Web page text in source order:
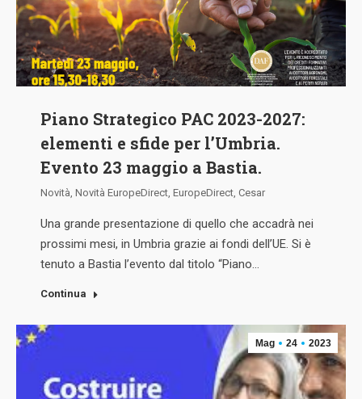
Piano Strategico PAC 2023-2027:
elementi e sfide per l’Umbria.
Evento 23 maggio a Bastia.
Novità, Novità EuropeDirect, EuropeDirect, Cesar
Una grande presentazione di quello che accadrà nei
prossimi mesi, in Umbria grazie ai fondi dell’UE. Si è
tenuto a Bastia l’evento dal titolo “Piano…
Continua
Mag 24 2023